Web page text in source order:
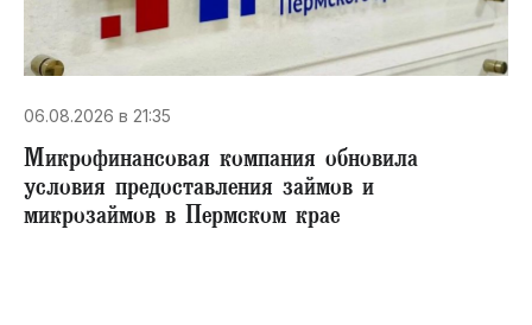
06.08.2026 в 21:35
Микрофинансовая компания обновила
условия предоставления займов и
микрозаймов в Пермском крае